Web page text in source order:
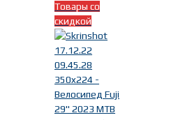
Товары со
скидкой